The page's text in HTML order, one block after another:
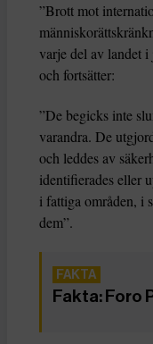
”Brott mot
varje del av landet
och fortsätter:
”De begicks inte
varandra. De
och leddes av
identifierades eller
i fattiga områden, i
dem”.
Fakta: Foro